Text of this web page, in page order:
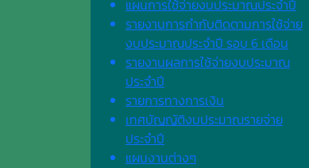
แผนการใช้จ่ายงบประมาณประจำปี
รายงานการกำกับติดตามการใช้จ่าย
งบประมาณประจำปี รอบ 6 เดือน
รายงานผลการใช้จ่ายงบประมาณ
ประจำปี
รายการทางการเงิน
เทศบัญญัติงบประมาณรายจ่าย
ประจำปี
แผนงานต่างๆ